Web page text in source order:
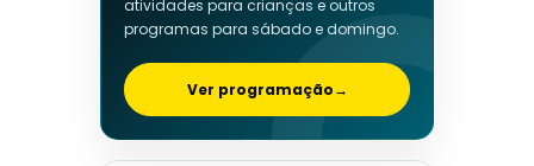
atividades para crianças e outros
programas para sábado e domingo.
Ver programação→